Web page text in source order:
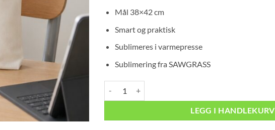
Mål 38×42 cm
Smart og praktisk
Sublimeres i varmepresse
Sublimering fra SAWGRASS
LEGG I HANDLEKURV